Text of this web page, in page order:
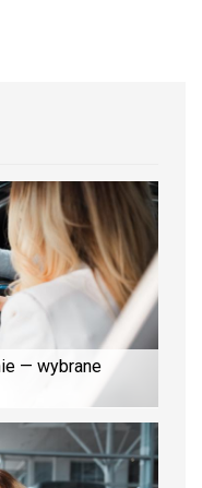
— wybrane